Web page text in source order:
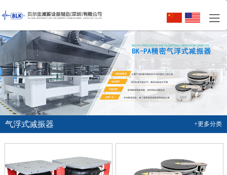
气浮式减振器 +更多分类